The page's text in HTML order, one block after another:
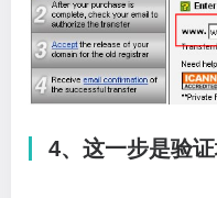
4、这一步是验证